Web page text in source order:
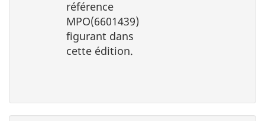
référence
MPO(6601439)
figurant dans
cette édition.